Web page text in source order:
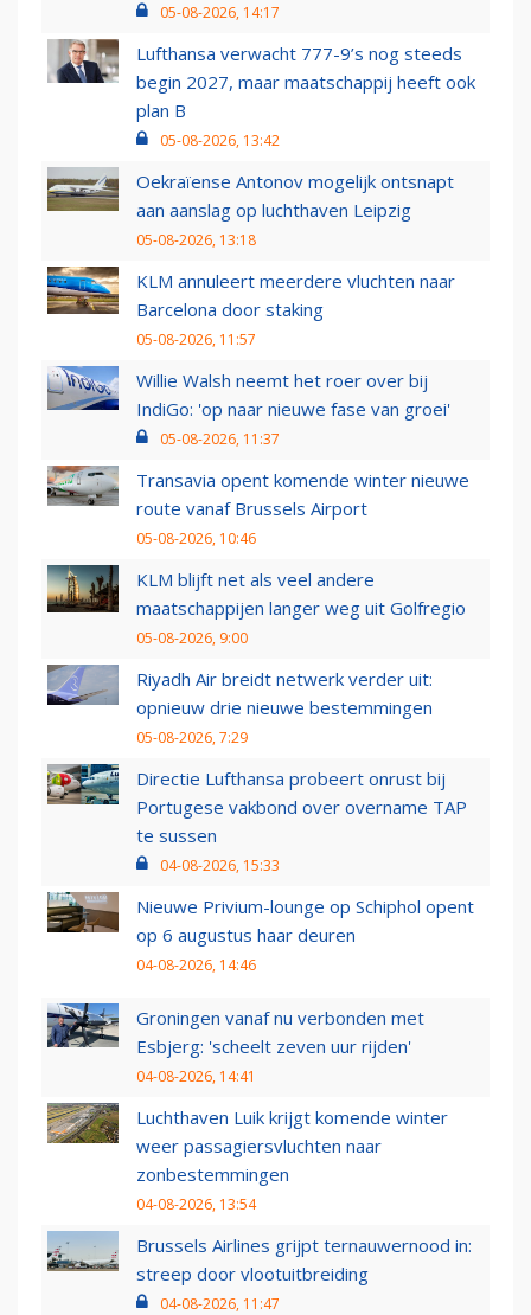
05-08-2026, 14:17
Lufthansa verwacht 777-9’s nog steeds
begin 2027, maar maatschappij heeft ook
plan B
05-08-2026, 13:42
Oekraïense Antonov mogelijk ontsnapt
aan aanslag op luchthaven Leipzig
05-08-2026, 13:18
KLM annuleert meerdere vluchten naar
Barcelona door staking
05-08-2026, 11:57
Willie Walsh neemt het roer over bij
IndiGo: 'op naar nieuwe fase van groei'
05-08-2026, 11:37
Transavia opent komende winter nieuwe
route vanaf Brussels Airport
05-08-2026, 10:46
KLM blijft net als veel andere
maatschappijen langer weg uit Golfregio
05-08-2026, 9:00
Riyadh Air breidt netwerk verder uit:
opnieuw drie nieuwe bestemmingen
05-08-2026, 7:29
Directie Lufthansa probeert onrust bij
Portugese vakbond over overname TAP
te sussen
04-08-2026, 15:33
Nieuwe Privium-lounge op Schiphol opent
op 6 augustus haar deuren
04-08-2026, 14:46
Groningen vanaf nu verbonden met
Esbjerg: 'scheelt zeven uur rijden'
04-08-2026, 14:41
Luchthaven Luik krijgt komende winter
weer passagiersvluchten naar
zonbestemmingen
04-08-2026, 13:54
Brussels Airlines grijpt ternauwernood in:
streep door vlootuitbreiding
04-08-2026, 11:47